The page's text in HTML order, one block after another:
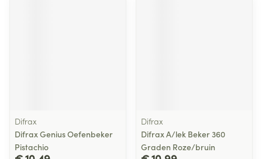
Difrax
Difrax Genius Oefenbeker
Pistachio
Difrax
Difrax A/lek Beker 360
Graden Roze/bruin